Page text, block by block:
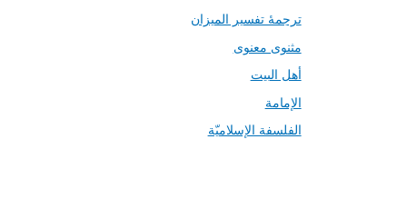
ترجمۀ تفسیر المیزان
مثنوی معنوی
أهل البيت
الإمامة
الفلسفة الإسلاميّة